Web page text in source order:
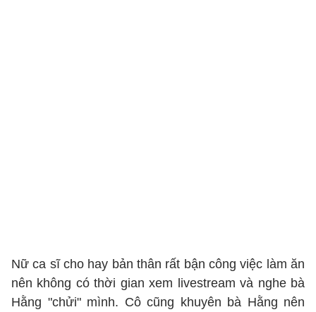
Nữ ca sĩ cho hay bản thân rất bận công việc làm ăn
nên không có thời gian xem livestream và nghe bà
Hằng "chửi" mình. Cô cũng khuyên bà Hằng nên